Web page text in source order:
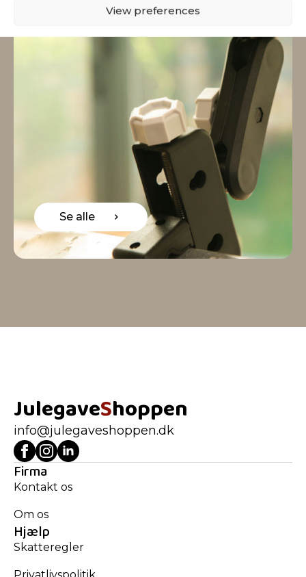
View preferences
Se alle
JulegaveShoppen
info@julegaveshoppen.dk
Firma
Kontakt os
Om os
Hjælp
Skatteregler